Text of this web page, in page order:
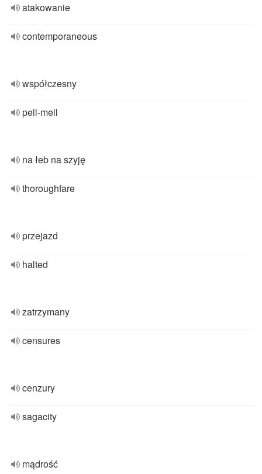
atakowanie
contemporaneous
współczesny
pell-mell
na łeb na szyję
thoroughfare
przejazd
halted
zatrzymany
censures
cenzury
sagacity
mądrość